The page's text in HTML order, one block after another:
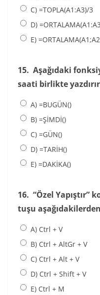
C) =TOPLA(A1:A3)/3
D)
E)
15. Aşağıdaki
saati birlikte
A) =BUGÜN()
B) =ŞİMDİ()
C) =GÜN()
D) =TARİH()
E) =DAKİKA()
16. “Özel Yapıştır”
tuşu
A) Ctrl + V
B) Ctrl + AltGr + V
C) Ctrl + Alt + V
D) Ctrl + Shift + V
E) Ctrl + M